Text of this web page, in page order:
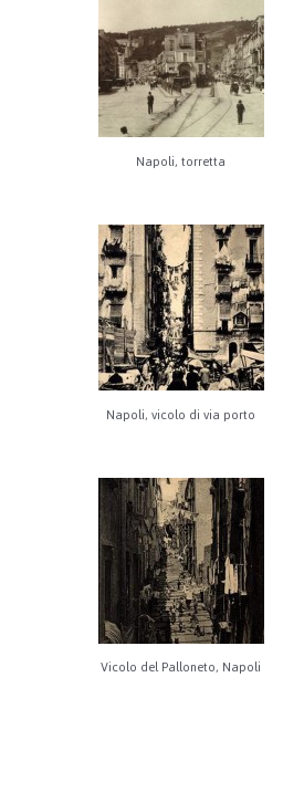
Napoli, torretta
Napoli, vicolo di via porto
Vicolo del Palloneto, Napoli